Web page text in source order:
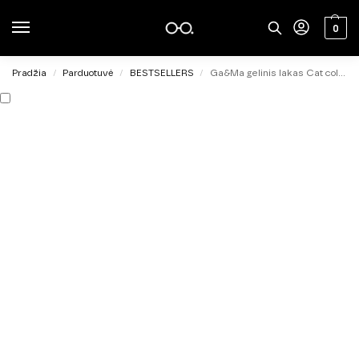
0
Pradžia / Parduotuvė / BESTSELLERS / Ga&Ma gelinis lakas Cat color 001, 6ml